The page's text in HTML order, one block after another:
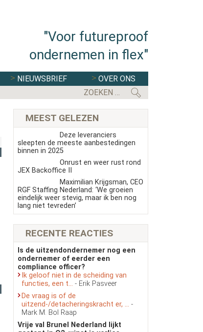
"Voor futureproof
ondernemen in flex"
NIEUWSBRIEF
OVER ONS
MEEST GELEZEN
Deze leveranciers
sleepten de meeste aanbestedingen
binnen in 2025
Onrust en weer rust rond
JEX Backoffice II
Maximilian Krijgsman, CEO
RGF Staffing Nederland: ‘We groeien
eindelijk weer stevig, maar ik ben nog
lang niet tevreden’
RECENTE REACTIES
Is de uitzendondernemer nog een
ondernemer of eerder een
compliance officer?
Ik geloof niet in de scheiding van
functies, een t... - Erik Pasveer
De vraag is of de
uitzend-/detacheringskracht er, ... -
Mark M. Bol Raap
Vrije val Brunel Nederland lijkt